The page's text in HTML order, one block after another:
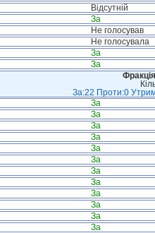
Відсутній
За
Не голосував
Не голосувала
За
За
За:22 Проти:0
За
За
За
За
За
За
За
За
За
За
За
За